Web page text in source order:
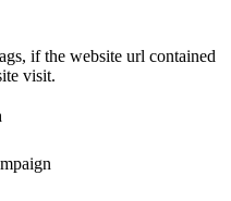
if the website url contained
visit.